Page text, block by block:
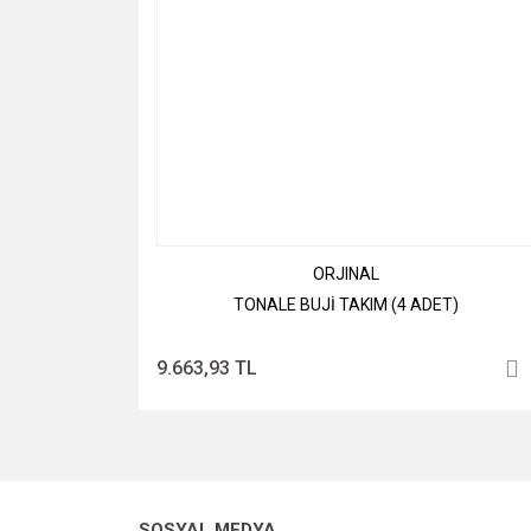
ORJINAL
TONALE BUJİ TAKIM (4 ADET)
9.663,93 TL